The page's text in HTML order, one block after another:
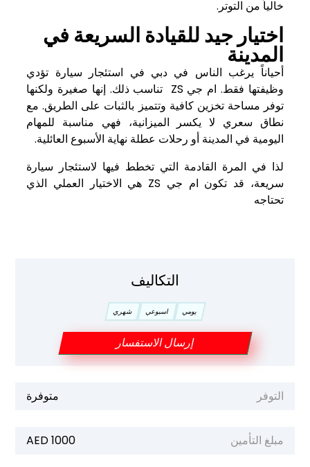
خالياً من التوتر.
اختيار جيد للقيادة السريعة في
المدينة
أحياناً يرغب الناس في دبي في استئجار سيارة تؤدي
وظيفتها فقط. ام جي ZS تناسب ذلك. إنها صغيرة ولكنها
توفر مساحة تخزين كافية وتتميز بالثبات على الطريق. مع
نطاق سعري لا يكسر الميزانية، فهي مناسبة للمهام
اليومية في المدينة أو رحلات عطلة نهاية الأسبوع العائلية.
لذا في المرة القادمة التي تخطط فيها لاستئجار سيارة
سريعة، قد تكون ام جي ZS هي الاختيار العملي الذي
تحتاجه
التكاليف
يومي اسبوعي شهري
إرسال الاستفسار
التوفر متوفرة
مبلغ التأمين 1000 AED